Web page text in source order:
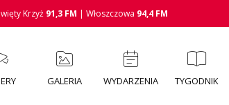
Krzyż 91,3 FM | Włoszczowa 94,4 FM
GALERIA WYDARZENIA TYGODNIK